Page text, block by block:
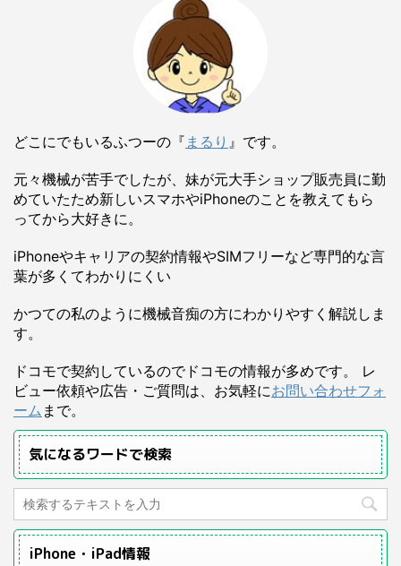
どこにでもいるふつーの『 まるり 』です。
元々機械が苦手でしたが、妹が元大手ショップ販売員に勤
めていたため新しいスマホやiPhoneのことを教えてもら
ってから大好きに。
iPhoneやキャリアの契約情報やSIMフリーなど専門的な言
葉が多くてわかりにくい
かつての私のように機械音痴の方にわかりやすく解説しま
す。
ドコモで契約しているのでドコモの情報が多めです。 レ
ビュー依頼や広告・ご質問は、お気軽にお問い合わせフォ
ーム まで。
気になるワードで検索
iPhone・iPad情報